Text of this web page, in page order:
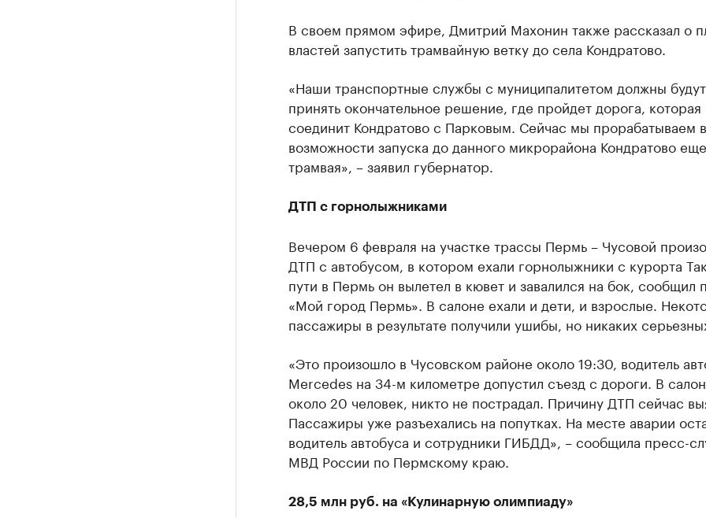
В своем прямом эфире, Дмитрий Махонин также рассказал о
властей запустить трамвайную ветку до села Кондратово.
«Наши транспортные службы с муниципалитетом должны будут
принять окончательное решение, где пройдет дорога, которая
соединит Кондратово с Парковым. Сейчас мы прорабатываем
возможности запуска до данного микрорайона Кондратово
трамвая», – заявил губернатор.
ДТП с горнолыжниками
Вечером 6 февраля на участке трассы Пермь – Чусовой
ДТП с автобусом, в котором ехали горнолыжники с курорта
пути в Пермь он вылетел в кювет и завалился на бок, сообщил
«Мой город Пермь». В салоне ехали и дети, и взрослые.
пассажиры в результате получили ушибы, но никаких
«Это произошло в Чусовском районе около 19:30, водитель
Mercedes на 34-м километре допустил съезд с дороги. В
около 20 человек, никто не пострадал. Причину ДТП сейчас
Пассажиры уже разъехались на попутках. На месте аварии
водитель автобуса и сотрудники ГИБДД», – сообщила пресс-
МВД России по Пермскому краю.
28,5 млн руб. на «Кулинарную олимпиаду»